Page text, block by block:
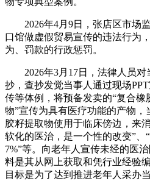
2026年4月9日，张店区市场
口馆做虚假贸易宣传的违法行为
为、罚款的行政惩罚。
2026年3月17日，法律人员对
抄，查抄发觉当事人通过现场
传等体例，将预备发卖的“复合
物”宣传为具有医疗功能的产物，
胶籽提取物使用于临床傍边，来
软化的医治，是一个性的改变”、
7%”等。向老年人宣传未经的医
料是其从网上获取和凭行业经验
目标是为了达到推进老年人采办